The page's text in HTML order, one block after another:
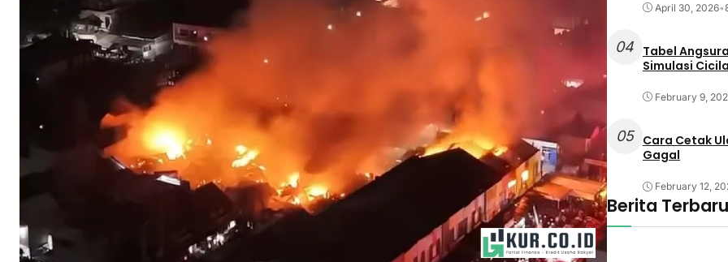
April 30, 2026•
04 Tabel
Simulasi
February 9,
05
Cara Cetak
Gagal
February 12,
Berita Terbaru